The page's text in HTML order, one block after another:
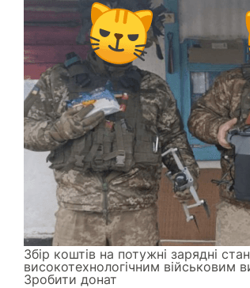
Збір коштів на потужні зарядні
високотехнологічним військовим
Зробити донат